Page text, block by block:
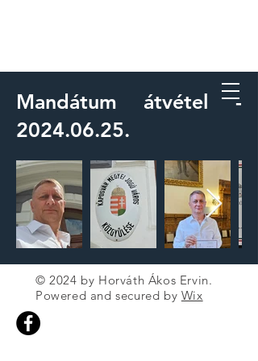
Mandátum átvétel -
2024.06.25.
© 2024 by Horváth Ákos Ervin.
Powered and secured by Wix